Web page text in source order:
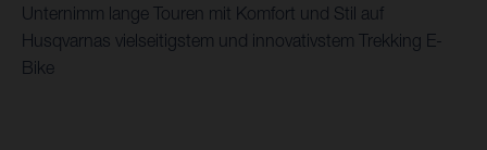
Unternimm lange Touren mit Komfort und Stil auf
Husqvarnas vielseitigstem und innovativstem Trekking E-
Bike